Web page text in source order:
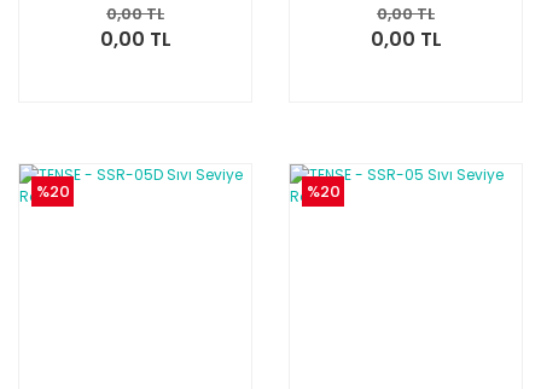
0,00 TL
0,00 TL
0,00 TL
0,00 TL
%20 %20